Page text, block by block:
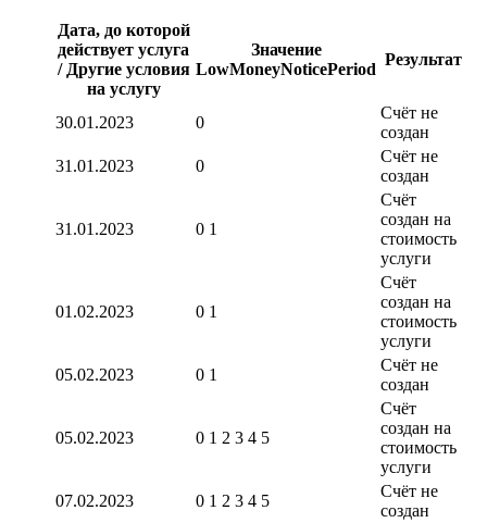
Дата, до которой
действует услуга
/ Другие условия
на услугу
Значение
LowMoneyNoticePeriod
Результат
30.01.2023 0
Счёт не
создан
31.01.2023
0
Счёт не
создан
31.01.2023 0 1
Счёт
создан на
стоимость
услуги
01.02.2023 0 1
Счёт
создан на
стоимость
услуги
05.02.2023
0 1
Счёт не
создан
05.02.2023 0 1 2 3 4 5
Счёт
создан на
стоимость
услуги
07.02.2023
0 1 2 3 4 5
Счёт не
создан